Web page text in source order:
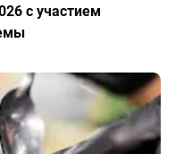
с участием